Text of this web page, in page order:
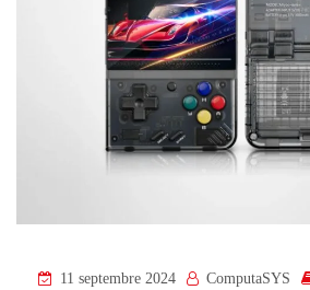
11 septembre 2024 ComputaSYS